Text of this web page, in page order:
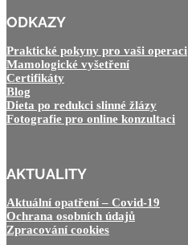
ODKAZY
Praktické pokyny pro vaši operaci
Mamologické vyšetření
Certifikáty
Blog
Dieta po redukci slinné žlázy
Fotografie pro online konzultaci
AKTUALITY
Aktuální opatření – Covid-19
Ochrana osobních údajů
Zpracování cookies